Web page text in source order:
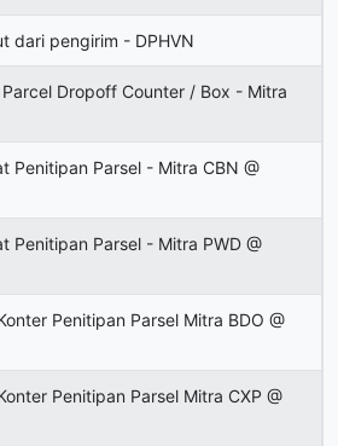
dari pengirim - DPHVN
Dropoff Counter / Box - Mitra
Penitipan Parsel - Mitra CBN @
Penitipan Parsel - Mitra PWD @
Penitipan Parsel Mitra BDO @
Penitipan Parsel Mitra CXP @